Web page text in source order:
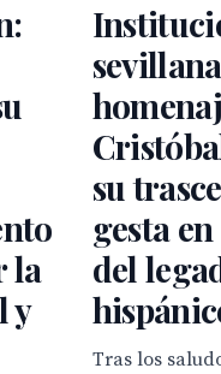
la
y
su
gesta
del
Tras los